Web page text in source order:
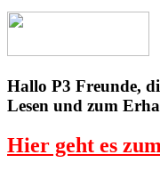
Hallo P3 Freunde,
Lesen und zum
Hier geht es